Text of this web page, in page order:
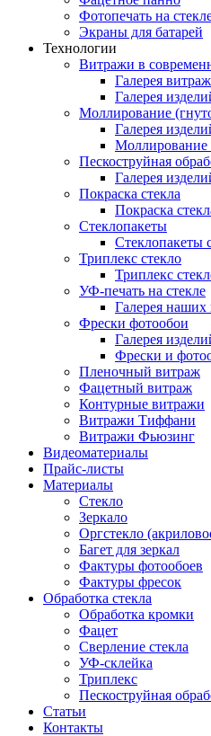
Фотопечать на
Экраны для батарей
Технологии
Витражи в
Галерея
Галерея
Моллирование
Галерея
Моллирование
Пескоструйная
Галерея
Покраска стекла
Покраска
Стеклопакеты
Стеклопакеты
Триплекс стекло
Триплекс
УФ-печать на стекле
Галерея
Фрески фотообои
Галерея
Фрески и
Пленочный витраж
Фацетный витраж
Контурные витражи
Витражи Тиффани
Витражи Фьюзинг
Видеоматериалы
Прайс-листы
Материалы
Стекло
Зеркало
Оргстекло
Багет для зеркал
Фактуры фотообоев
Фактуры фресок
Обработка стекла
Обработка кромки
Фацет
Сверление стекла
УФ-склейка
Триплекс
Пескоструйная
Статьи
Контакты